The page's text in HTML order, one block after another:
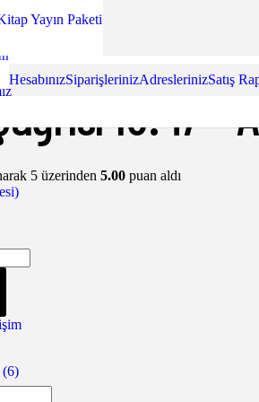
HesabınızSiparişlerinizAdreslerinizSatış
Yayın Paketi
/ Uyanış Çağrısı 18:47 – Aylin
18:47
5 üzerinden 5.00 puan aldı
(6)